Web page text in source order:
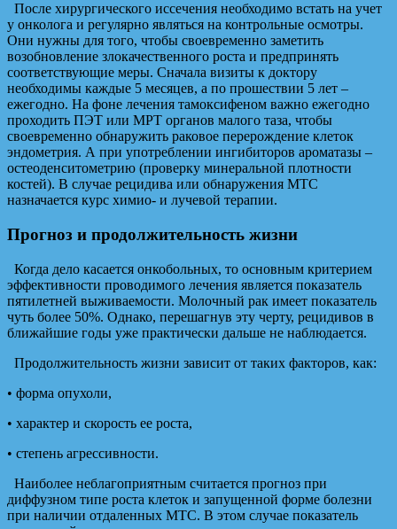
После хирургического иссечения необходимо встать на учет
у онколога и регулярно являться на контрольные осмотры.
Они нужны для того, чтобы своевременно заметить
возобновление злокачественного роста и предпринять
соответствующие меры. Сначала визиты к доктору
необходимы каждые 5 месяцев, а по прошествии 5 лет –
ежегодно. На фоне лечения тамоксифеном важно ежегодно
проходить ПЭТ или МРТ органов малого таза, чтобы
своевременно обнаружить раковое перерождение клеток
эндометрия. А при употреблении ингибиторов ароматазы –
остеоденситометрию (проверку минеральной плотности
костей). В случае рецидива или обнаружения МТС
назначается курс химио- и лучевой терапии.
Прогноз и продолжительность жизни
Когда дело касается онкобольных, то основным критерием
эффективности проводимого лечения является показатель
пятилетней выживаемости. Молочный рак имеет показатель
чуть более 50%. Однако, перешагнув эту черту, рецидивов в
ближайшие годы уже практически дальше не наблюдается.
Продолжительность жизни зависит от таких факторов, как:
• форма опухоли,
• характер и скорость ее роста,
• степень агрессивности.
Наиболее неблагоприятным считается прогноз при
диффузном типе роста клеток и запущенной форме болезни
при наличии отдаленных МТС. В этом случае показатель